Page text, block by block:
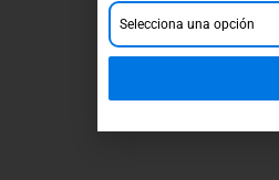
Selecciona una opción